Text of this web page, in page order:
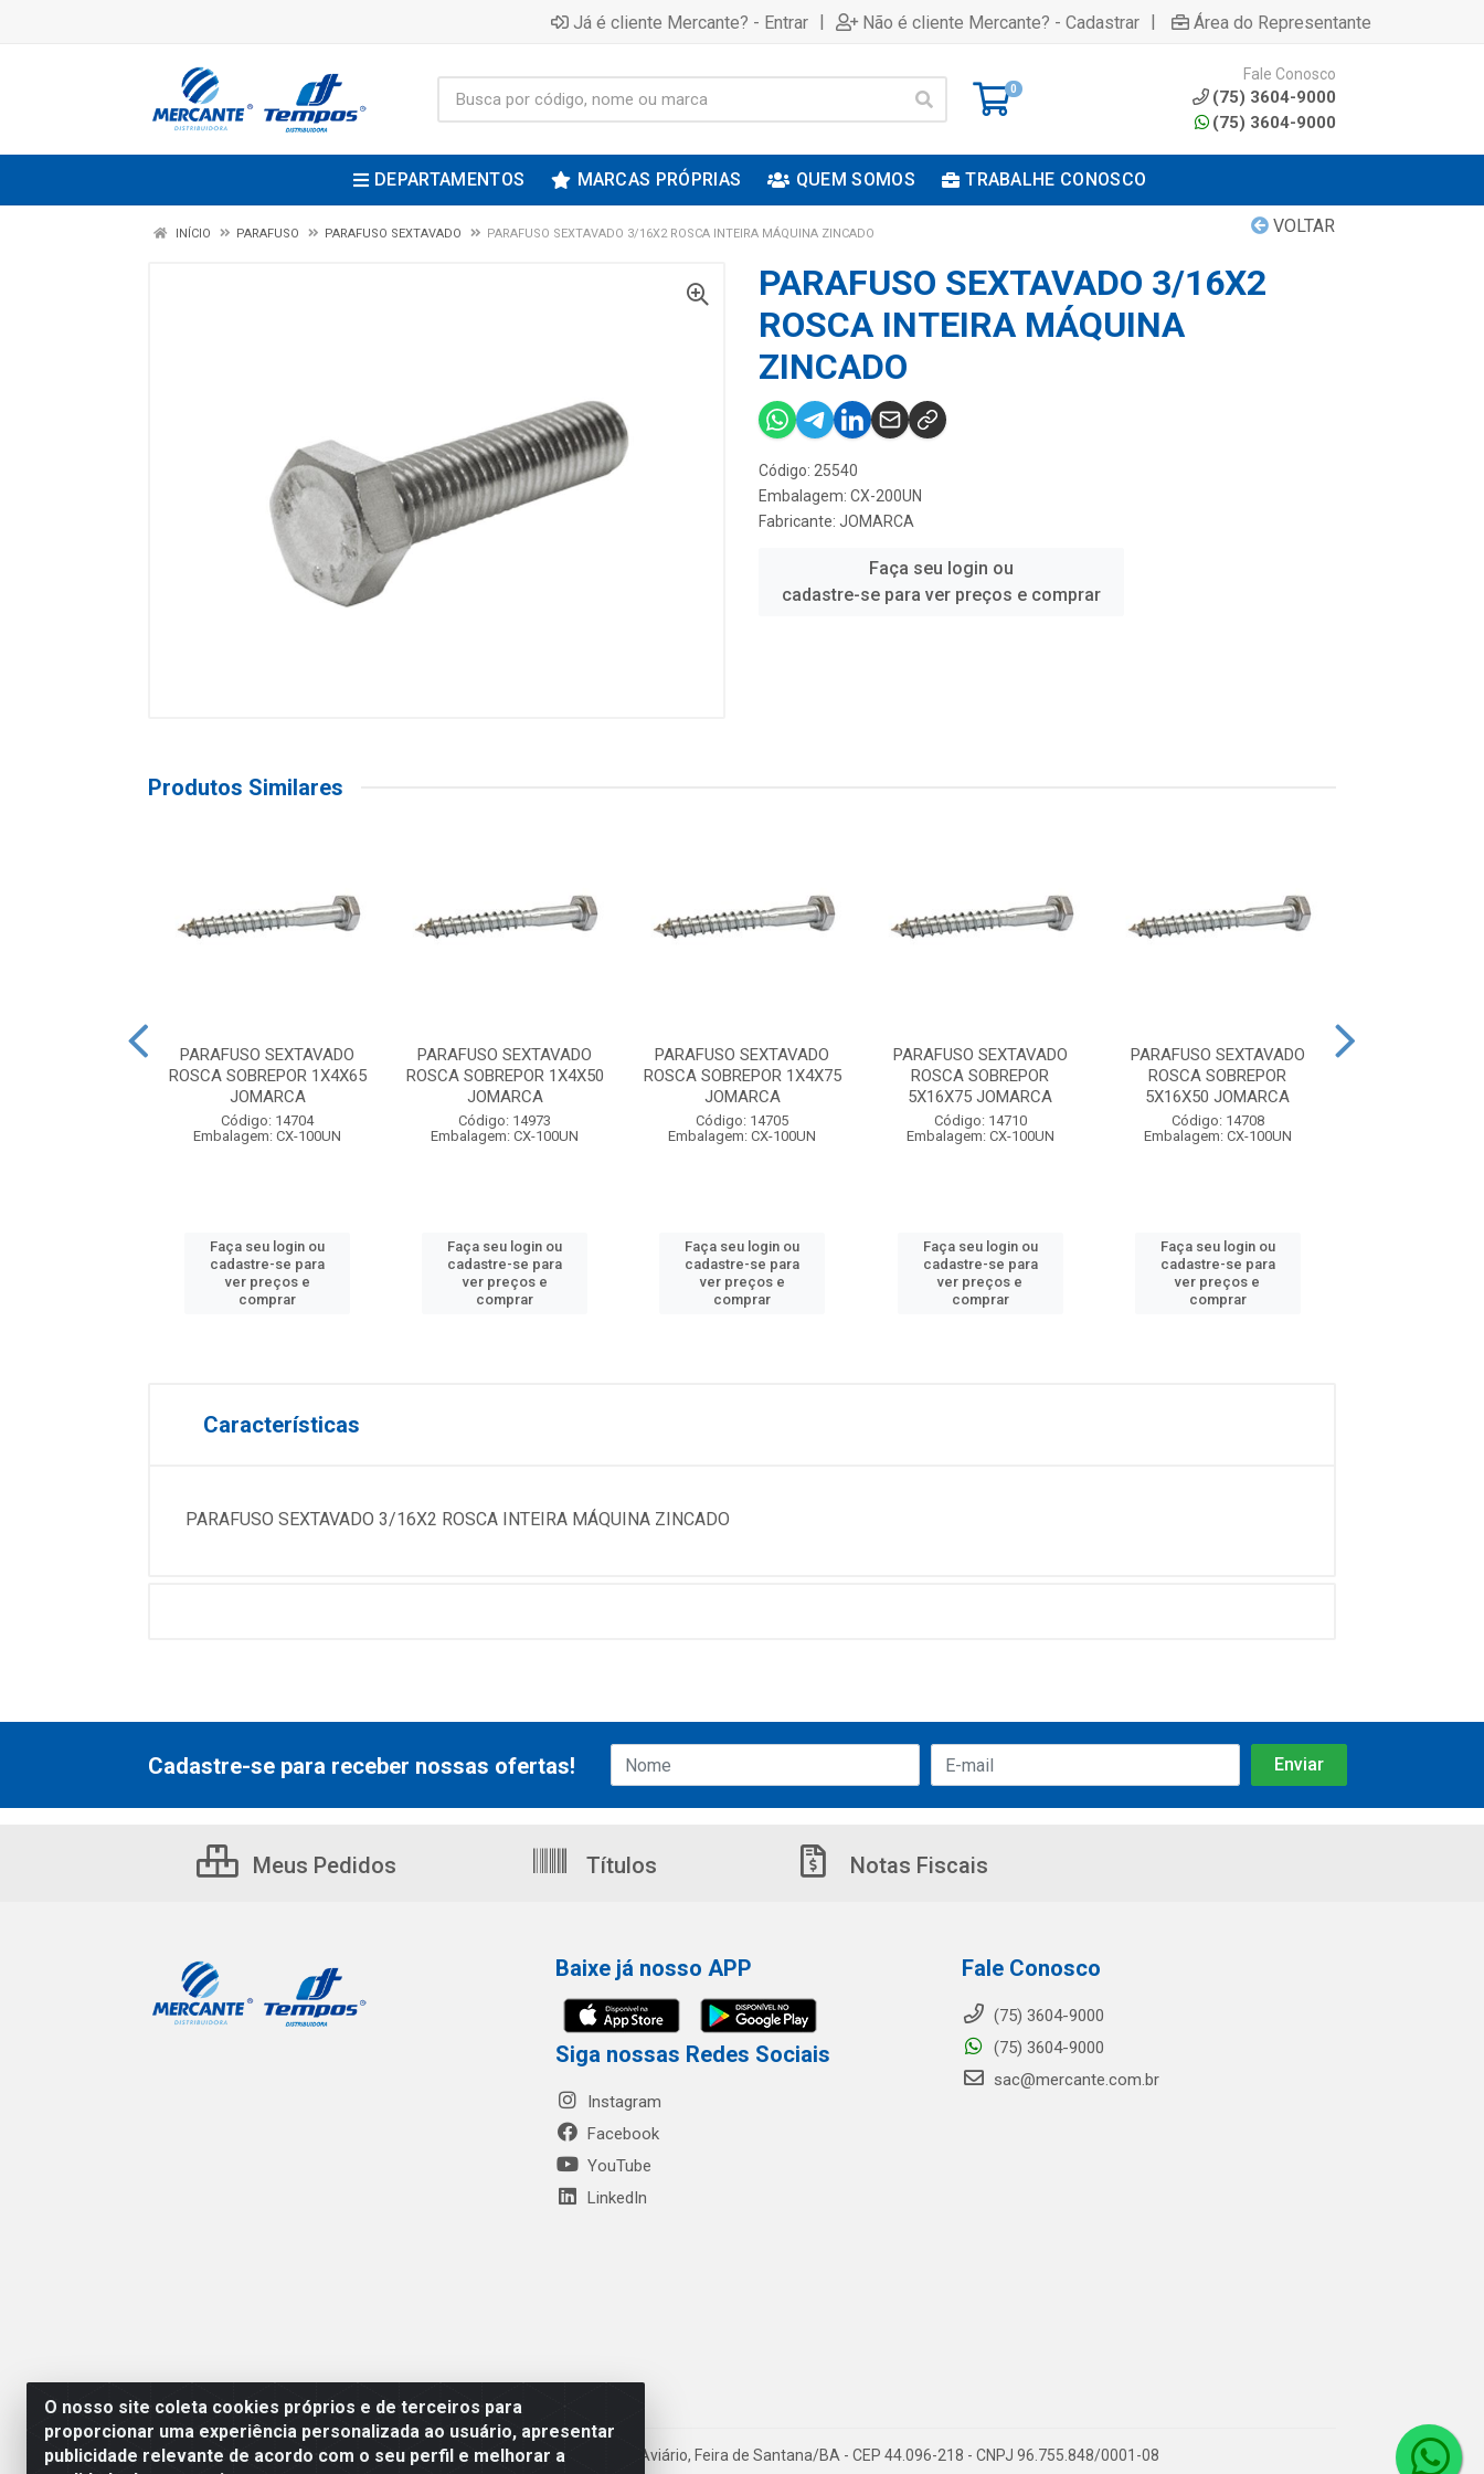
Já é cliente Mercante? - Entrar | Não é cliente Mercante? - Cadastrar | Área do Representante
0
Fale Conosco
(75) 3604-9000
(75) 3604-9000
DEPARTAMENTOS MARCAS PRÓPRIAS QUEM SOMOS TRABALHE CONOSCO
VOLTAR
INÍCIO PARAFUSO PARAFUSO SEXTAVADO PARAFUSO SEXTAVADO 3/16X2 ROSCA INTEIRA MÁQUINA ZINCADO
PARAFUSO SEXTAVADO 3/16X2
ROSCA INTEIRA MÁQUINA
ZINCADO
Código: 25540
Embalagem: CX-200UN
Fabricante: JOMARCA
Faça seu login ou
cadastre-se para ver preços e comprar
Produtos Similares
PARAFUSO SEXTAVADO
ROSCA SOBREPOR 1X4X65
JOMARCA
Código: 14704
Embalagem: CX-100UN
Faça seu login ou
cadastre-se para
ver preços e
comprar
PARAFUSO SEXTAVADO
ROSCA SOBREPOR 1X4X50
JOMARCA
Código: 14973
Embalagem: CX-100UN
Faça seu login ou
cadastre-se para
ver preços e
comprar
PARAFUSO SEXTAVADO
ROSCA SOBREPOR 1X4X75
JOMARCA
Código: 14705
Embalagem: CX-100UN
Faça seu login ou
cadastre-se para
ver preços e
comprar
PARAFUSO SEXTAVADO
ROSCA SOBREPOR
5X16X75 JOMARCA
Código: 14710
Embalagem: CX-100UN
Faça seu login ou
cadastre-se para
ver preços e
comprar
PARAFUSO SEXTAVADO
ROSCA SOBREPOR
5X16X50 JOMARCA
Código: 14708
Embalagem: CX-100UN
Faça seu login ou
cadastre-se para
ver preços e
comprar
Características
PARAFUSO SEXTAVADO 3/16X2 ROSCA INTEIRA MÁQUINA ZINCADO
O nosso site coleta cookies próprios e de terceiros para
proporcionar uma experiência personalizada ao usuário, apresentar
publicidade relevante de acordo com o seu perfil e melhorar a
Cadastre-se para receber nossas ofertas!
Meus Pedidos Títulos Notas Fiscais
Baixe já nosso APP
Siga nossas Redes Sociais
Instagram
Facebook
YouTube
LinkedIn
Fale Conosco
(75) 3604-9000
(75) 3604-9000
sac@mercante.com.br
Mercante Distribuidora - Rua Mercante, 699 - Aviário, Feira de Santana/BA - CEP 44.096-218 - CNPJ 96.755.848/0001-08